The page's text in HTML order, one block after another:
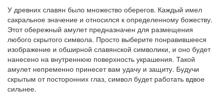
У древних славян было множество оберегов. Каждый имел
сакральное значение и относился к определенному божеству.
Этотобережный амулет предназначен для размещения
любого скрытого символа. Просто выберите понравившееся
изображение и обширной славянской символики, и оно будет
нанесено на внутреннюю поверхность украшения. Такой
амулет непременно принесет вам удачу и защиту. Будучи
скрытым от посторонних глаз, символ будет работать вдвое
сильнее.